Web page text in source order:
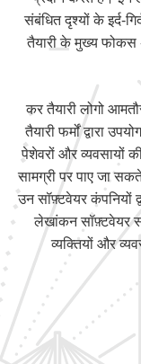
संबंधित दृश्यों के इर्द-
तैयारी के मुख्य फोकस
कर तैयारी लोगो
तैयारी फर्मों द्वारा
पेशेवरों और व्यवसायों
सामग्री पर पाए जा
उन सॉफ़्टवेयर कंपनियों
लेखांकन सॉफ़्टवेयर
व्यक्तियों और